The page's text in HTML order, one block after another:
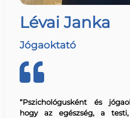
Lévai Janka
Jógaoktató
“Pszichológusként és
hogy az egészség, a